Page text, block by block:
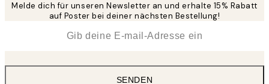
Melde dich für unseren Newsletter an und erhalte 15% Rabatt
auf Poster bei deiner nächsten Bestellung!
SENDEN